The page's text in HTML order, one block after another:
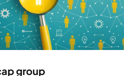
group